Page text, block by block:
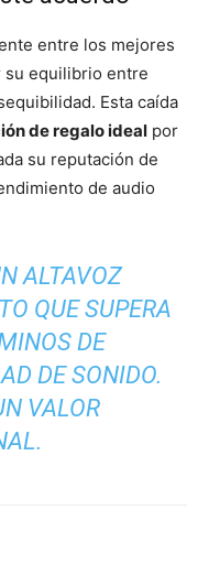
entre los mejores
equilibrio entre
Esta caída
de regalo ideal por
su reputación de
de audio
ALTAVOZ
QUE SUPERA
DE
DE SONIDO.
VALOR